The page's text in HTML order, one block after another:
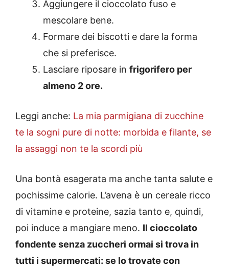
Aggiungere il cioccolato fuso e
mescolare bene.
Formare dei biscotti e dare la forma
che si preferisce.
Lasciare riposare in frigorifero per
almeno 2 ore.
Leggi anche: La mia parmigiana di zucchine
te la sogni pure di notte: morbida e filante, se
la assaggi non te la scordi più
Una bontà esagerata ma anche tanta salute e
pochissime calorie. L’avena è un cereale ricco
di vitamine e proteine, sazia tanto e, quindi,
poi induce a mangiare meno. Il cioccolato
fondente senza zuccheri ormai si trova in
tutti i supermercati: se lo trovate con